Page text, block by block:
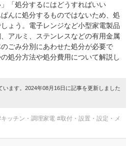
「処分するにはどうすればいい
んに処分するものではないため、処
ょう。電子レンジなど小型家電製品
アルミ、ステンレスなどの有用金属
ごみ分別にあわせた処分が必要で
処分方法や処分費用について解説し
ます。2024年08月16日に記事を更新しました
ッチン・調理家電 #取付・設置・設定・メ